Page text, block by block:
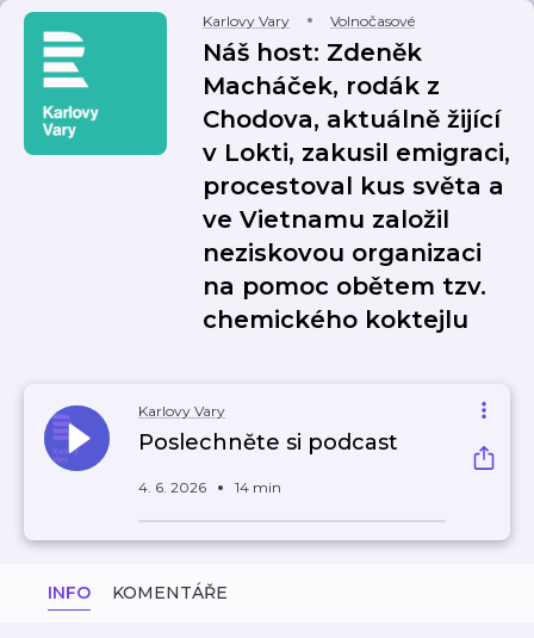
Karlovy Vary Volnočasové
Náš host: Zdeněk
Macháček, rodák z
Chodova, aktuálně žijící
v Lokti, zakusil emigraci,
procestoval kus světa a
ve Vietnamu založil
neziskovou organizaci
na pomoc obětem tzv.
chemického koktejlu
Karlovy Vary
Poslechněte si podcast
4. 6. 2026 14 min
INFO KOMENTÁŘE